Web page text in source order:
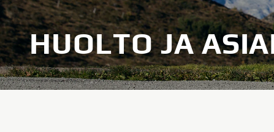
HUOLTO JA